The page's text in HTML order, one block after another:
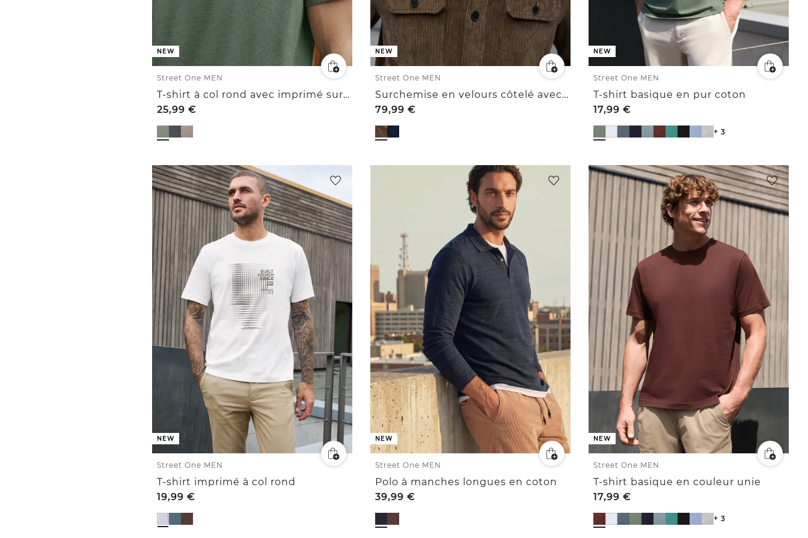
NEW
Street One MEN
T-shirt à col rond avec imprimé sur la poitrine
25,99€
NEW
Street One MEN
Surchemise en velours côtelé avec poches poitrine
79,99€
NEW
Street One MEN
T-shirt basique en pur coton
17,99€
+ 3
NEW
Street One MEN
T-shirt imprimé à col rond
19,99€
NEW
Street One MEN
Polo à manches longues en coton
39,99€
NEW
Street One MEN
T-shirt basique en couleur unie
17,99€
+ 3